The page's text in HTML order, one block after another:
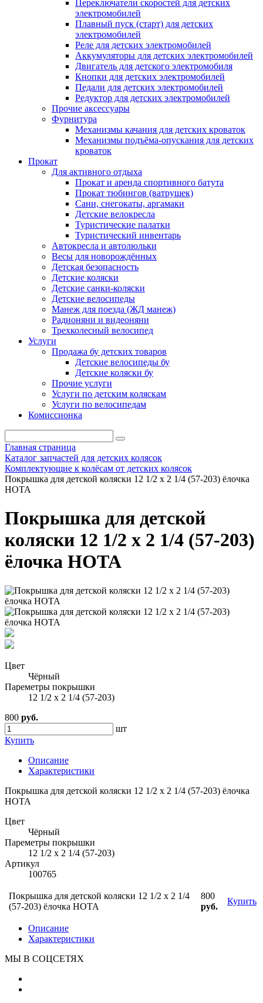
Переключатели скоростей для детских
электромобилей
Плавный пуск (старт) для детских
электромобилей
Реле для детских электромобилей
Аккумуляторы для детских электромобилей
Двигатель для детского электромобиля
Кнопки для детских электромобилей
Педали для детских электромобилей
Редуктор для детских электромобилей
Прочие аксессуары
Фурнитура
Механизмы качания для детских кроваток
Механизмы подъёма-опускания для детских
кроваток
Прокат
Для активного отдыха
Прокат и аренда спортивного батута
Прокат тюбингов (ватрушек)
Сани, снегокаты, аргамаки
Детские велокресла
Туристические палатки
Туристический инвентарь
Автокресла и автолюльки
Весы для новорождённых
Детская безопасность
Детские коляски
Детские санки-коляски
Детские велосипеды
Манеж для поезда (ЖД манеж)
Радионяни и видеоняни
Трехколесный велосипед
Услуги
Продажа бу детских товаров
Детские велосипеды бу
Детские коляски бу
Прочие услуги
Услуги по детским коляскам
Услуги по велосипедам
Комиссионка
Главная страница
Каталог запчастей для детских колясок
Комплектующие к колёсам от детских колясок
Покрышка для детской коляски 12 1/2 x 2 1/4 (57-203) ёлочка
HOTA
Покрышка для детской
коляски 12 1/2 x 2 1/4 (57-203)
ёлочка HOTA
Цвет
Чёрный
Пареметры покрышки
12 1/2 х 2 1/4 (57-203)
800 руб.
шт
Купить
Описание
Характеристики
Покрышка для детской коляски 12 1/2 x 2 1/4 (57-203) ёлочка
HOTA
Цвет
Чёрный
Пареметры покрышки
12 1/2 х 2 1/4 (57-203)
Артикул
100765
Покрышка для детской коляски 12 1/2 x 2 1/4
(57-203) ёлочка HOTA
800
руб.
Купить
Описание
Характеристики
МЫ В СОЦСЕТЯХ